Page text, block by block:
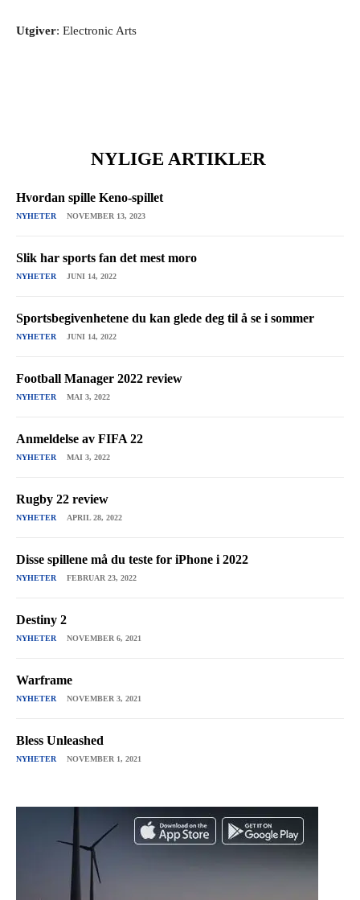
Utgiver: Electronic Arts
NYLIGE ARTIKLER
Hvordan spille Keno-spillet
NYHETER NOVEMBER 13, 2023
Slik har sports fan det mest moro
NYHETER JUNI 14, 2022
Sportsbegivenhetene du kan glede deg til å se i sommer
NYHETER JUNI 14, 2022
Football Manager 2022 review
NYHETER MAI 3, 2022
Anmeldelse av FIFA 22
NYHETER MAI 3, 2022
Rugby 22 review
NYHETER APRIL 28, 2022
Disse spillene må du teste for iPhone i 2022
NYHETER FEBRUAR 23, 2022
Destiny 2
NYHETER NOVEMBER 6, 2021
Warframe
NYHETER NOVEMBER 3, 2021
Bless Unleashed
NYHETER NOVEMBER 1, 2021